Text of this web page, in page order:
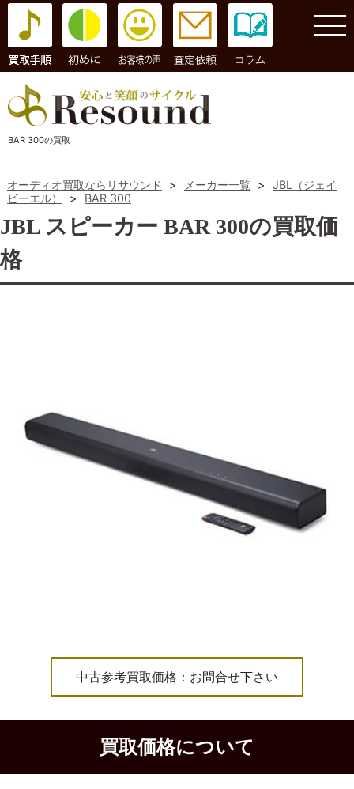
コラム
BAR 300の買取
オーディオ買取ならリサウンド > メーカー一覧 >
JBL（ジェイ
ビーエル）
> BAR 300
JBL スピーカー BAR 300の買取価
格
中古参考買取価格：お問合せ下さい
買取価格について